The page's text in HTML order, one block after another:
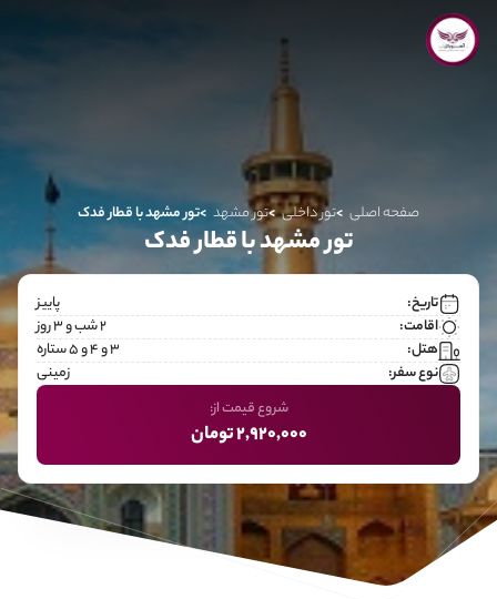
صفحه اصلی تور داخلی تور مشهد تور مشهد با قطار فدک
تور مشهد با قطار فدک
تاریخ:
پاییز
اقامت:
2 شب و 3 روز
هتل:
۳ و ۴ و ۵ ستاره
نوع سفر:
زمینی
شروع قیمت از:
2,920,000 تومان